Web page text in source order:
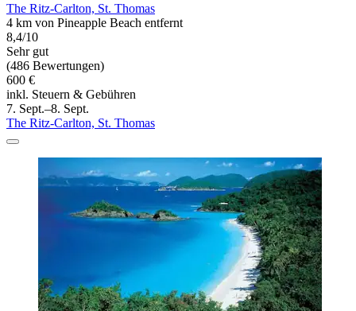
The Ritz-Carlton, St. Thomas
4 km von Pineapple Beach entfernt
8,4/10
Sehr gut
(486 Bewertungen)
600 €
inkl. Steuern & Gebühren
7. Sept.–8. Sept.
The Ritz-Carlton, St. Thomas